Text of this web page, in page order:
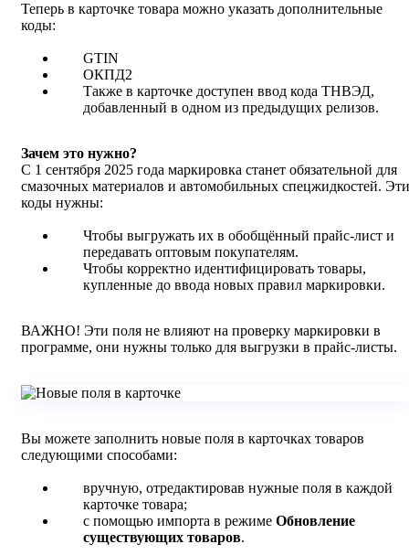
Теперь в карточке товара можно указать дополнительные
коды:
GTIN
ОКПД2
Также в карточке доступен ввод кода ТНВЭД,
добавленный в одном из предыдущих релизов.
Зачем это нужно?
С 1 сентября 2025 года маркировка станет обязательной для
смазочных материалов и автомобильных спецжидкостей. Эти
коды нужны:
Чтобы выгружать их в обобщённый прайс-лист и
передавать оптовым покупателям.
Чтобы корректно идентифицировать товары,
купленные до ввода новых правил маркировки.
ВАЖНО! Эти поля не влияют на проверку маркировки в
программе, они нужны только для выгрузки в прайс-листы.
Вы можете заполнить новые поля в карточках товаров
следующими способами:
вручную, отредактировав нужные поля в каждой
карточке товара;
с помощью импорта в режиме Обновление
существующих товаров.